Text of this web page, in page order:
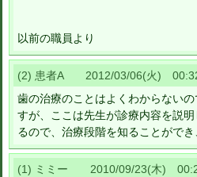
以前の職員より
(2) 患者A 2012/03/06(火)
歯の治療のことはよくわからない
すが、ここは先生が診療内容を説
るので、治療段階を知ることができ
(1) ミミー 2010/09/23(木)